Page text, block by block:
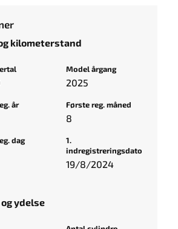
kilometerstand
Model årgang
2025
år Første reg. måned
8
dag
1.
indregistreringsdato
19/8/2024
ydelse